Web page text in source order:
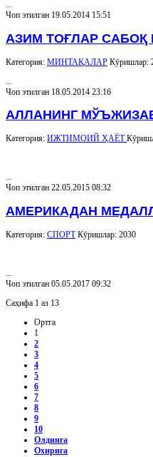
Чоп этилган 19.05.2014 15:51
АЗИМ ТОҒЛАР САБОҚ
Категория: МИНТАҚАЛАР Кӯришлар:
Чоп этилган 18.05.2014 23:16
АЛЛАНИНГ
Категория: ИЖТИМОИЙ ҲАЁТ
...
Чоп этилган 22.05.2015 08:32
АМЕРИКАДАН
Категория: СПОРТ Кӯришлар: 2030
...
Чоп этилган 05.05.2017 09:32
Саҳифа 1 аз 13
Ортга
1
2
3
4
5
6
7
8
9
10
Олдинга
Охирига